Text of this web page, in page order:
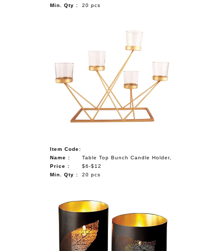
Min. Qty :
20 pcs
Item Code:
Name :
Table Top Bunch Candle Holder,
Price :
$6-$12
Min. Qty :
20 pcs